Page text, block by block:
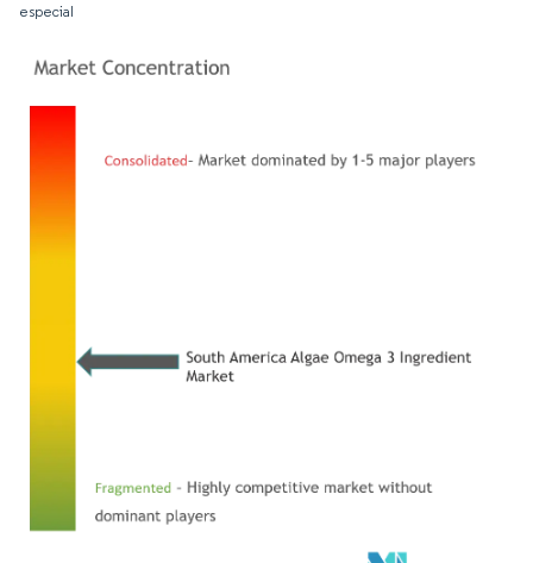
especial